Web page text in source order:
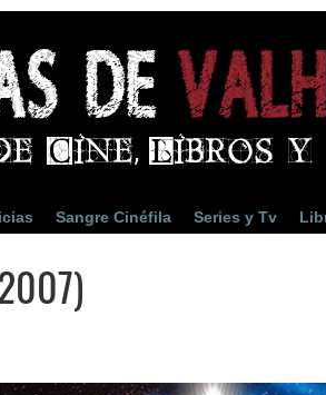
Sangre Cinéfila Series y Tv